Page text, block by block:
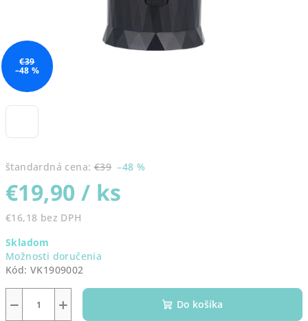
štandardná cena: €39 –48 %
€19,90 / ks
€16,18 bez DPH
cena:
Skladom
Možnosti doručenia
Kód: VK1909002
+
− Do košíka
€39
–48 %